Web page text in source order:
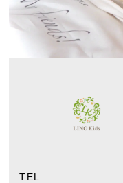
TEL